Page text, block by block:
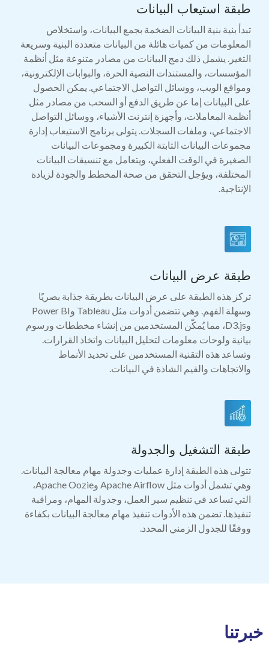
طبقة استيعاب البيانات
تبدأ بنية بنية البيانات الضخمة بجمع البيانات، واستخلاص
المعلومات من كميات هائلة من البيانات متعددة البنية وسريعة
التغير. يشمل ذلك دمج البيانات من مصادر متنوعة مثل أنظمة
المؤسسات، والمستندات النصية الحرة، والبوابات الإلكترونية،
ومواقع الويب، ووسائل التواصل الاجتماعي. يمكن الحصول
على البيانات إما عن طريق الدفع أو السحب من مصادر مثل
أنظمة المعاملات، وأجهزة إنترنت الأشياء، ووسائل التواصل
الاجتماعي، وملفات السجلات. يتولى برنامج الاستيعاب إدارة
مجموعات البيانات الثابتة الكبيرة ومجموعات البيانات
الصغيرة في الوقت الفعلي، ويتعامل مع تنسيقات البيانات
المختلفة، ويؤجل التحقق من صحة المخطط والجودة لزيادة
الإنتاجية.
طبقة عرض البيانات
تركز هذه الطبقة على عرض البيانات بطريقة جذابة بصريًا
وسهلة الفهم. وهي تتضمن أدوات مثل Tableau وPower BI
وD3.js، مما يُمكّن المستخدمين من إنشاء مخططات ورسوم
بيانية ولوحات معلومات لتحليل البيانات واتخاذ القرارات.
وتساعد هذه التقنية المستخدمين على تحديد الأنماط
والاتجاهات والقيم الشاذة في البيانات.
طبقة التشغيل والجدولة
تتولى هذه الطبقة إدارة عمليات وجدولة مهام معالجة البيانات.
وهي تشمل أدوات مثل Apache Airflow وApache Oozie،
التي تساعد في تنظيم سير العمل، وجدولة المهام، ومراقبة
تنفيذها. تضمن هذه الأدوات تنفيذ مهام معالجة البيانات بكفاءة
ووفقًا للجدول الزمني المحدد.
خبرتنا